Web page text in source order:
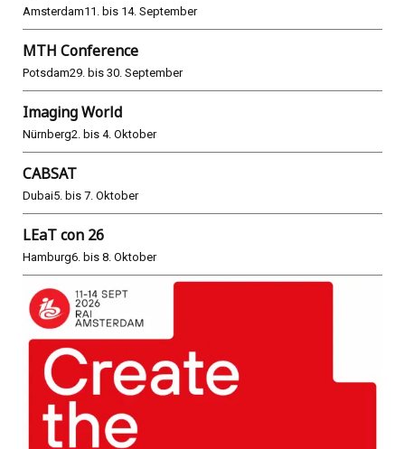
Amsterdam11. bis 14. September
MTH Conference
Potsdam29. bis 30. September
Imaging World
Nürnberg2. bis 4. Oktober
CABSAT
Dubai5. bis 7. Oktober
LEaT con 26
Hamburg6. bis 8. Oktober